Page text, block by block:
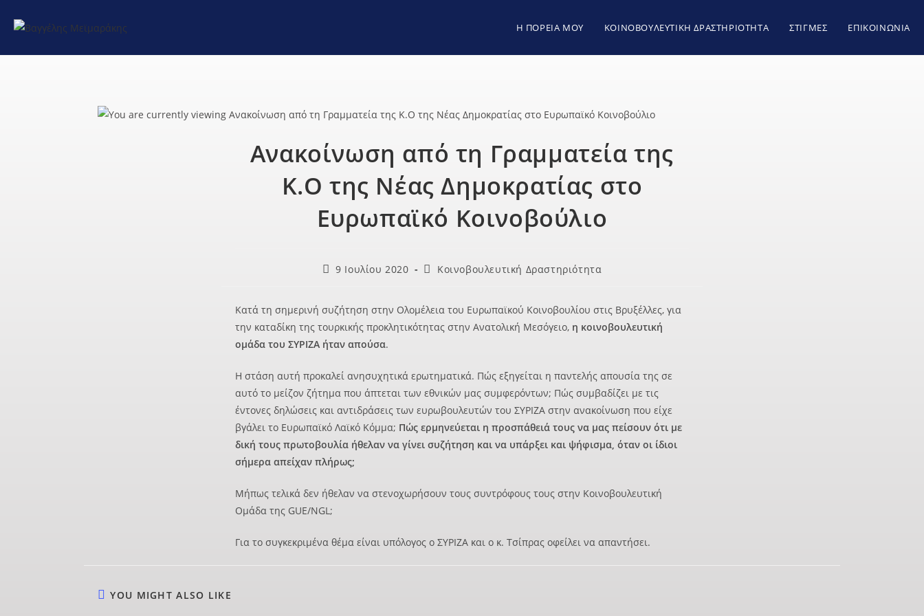
Η ΠΟΡΕΙΑ ΜΟΥ ΚΟΙΝΟΒΟΥΛΕΥΤΙΚΗ ΔΡΑΣΤΗΡΙΟΤΗΤΑ ΣΤΙΓΜΕΣ ΕΠΙΚΟΙΝΩΝΙΑ
Ανακοίνωση από τη Γραμματεία της
Κ.Ο της Νέας Δημοκρατίας στο
Ευρωπαϊκό Κοινοβούλιο
9 Ιουλίου 2020 Κοινοβουλευτική Δραστηριότητα
Κατά τη σημερινή συζήτηση στην Ολομέλεια του Ευρωπαϊκού Κοινοβουλίου στις Βρυξέλλες, για
την καταδίκη της τουρκικής προκλητικότητας στην Ανατολική Μεσόγειο, η κοινοβουλευτική
ομάδα του ΣΥΡΙΖΑ ήταν απούσα.
Η στάση αυτή προκαλεί ανησυχητικά ερωτηματικά. Πώς εξηγείται η παντελής απουσία της σε
αυτό το μείζον ζήτημα που άπτεται των εθνικών μας συμφερόντων; Πώς συμβαδίζει με τις
έντονες δηλώσεις και αντιδράσεις των ευρωβουλευτών του ΣΥΡΙΖΑ στην ανακοίνωση που είχε
βγάλει το Ευρωπαϊκό Λαϊκό Κόμμα; Πώς ερμηνεύεται η προσπάθειά τους να μας πείσουν ότι με
δική τους πρωτοβουλία ήθελαν να γίνει συζήτηση και να υπάρξει και ψήφισμα, όταν οι ίδιοι
σήμερα απείχαν πλήρως;
Μήπως τελικά δεν ήθελαν να στενοχωρήσουν τους συντρόφους τους στην Κοινοβουλευτική
Ομάδα της GUE/NGL;
Για το συγκεκριμένα θέμα είναι υπόλογος ο ΣΥΡΙΖΑ και ο κ. Τσίπρας οφείλει να απαντήσει.
YOU MIGHT ALSO LIKE